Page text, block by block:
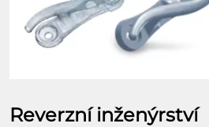
Reverzní inženýrství